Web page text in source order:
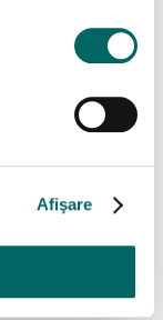
Afişare
de
ce detalii ar
povești
sau
vă la
impresionat
prin